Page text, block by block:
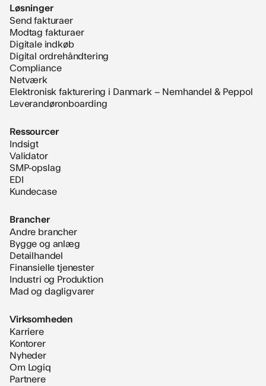
Løsninger
Send fakturaer
Modtag fakturaer
Digitale indkøb
Digital ordrehåndtering
Compliance
Netværk
Elektronisk fakturering i Danmark – Nemhandel & Peppol
Leverandøronboarding
Ressourcer
Indsigt
Validator
SMP-opslag
EDI
Kundecase
Brancher
Andre brancher
Bygge og anlæg
Detailhandel
Finansielle tjenester
Industri og Produktion
Mad og dagligvarer
Virksomheden
Karriere
Kontorer
Nyheder
Om Logiq
Partnere